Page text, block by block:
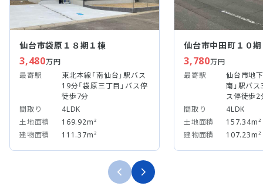
仙台市袋原１８期１棟
3,480万円
最寄駅
東北本線「南仙台」駅バス
19分「袋原三丁目」バス停
徒歩7分
間取り
4LDK
土地面積
169.92m²
建物面積
111.37m²
仙台市中田町１０
3,780万円
最寄駅
仙台市地
南」駅バス
ス停徒歩2
間取り
4LDK
土地面積
157.34m²
建物面積
107.23m²